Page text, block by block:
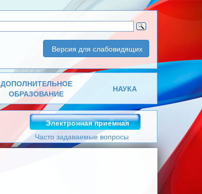
Версия для слабовидящих
ДОПОЛНИТЕЛЬНОЕ
ОБРАЗОВАНИЕ
НАУКА
Электронная приемная
Часто задаваемые вопросы